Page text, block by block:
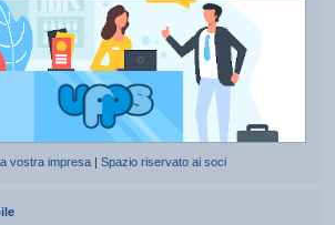
vostra impresa |Spazio riservato ai soci